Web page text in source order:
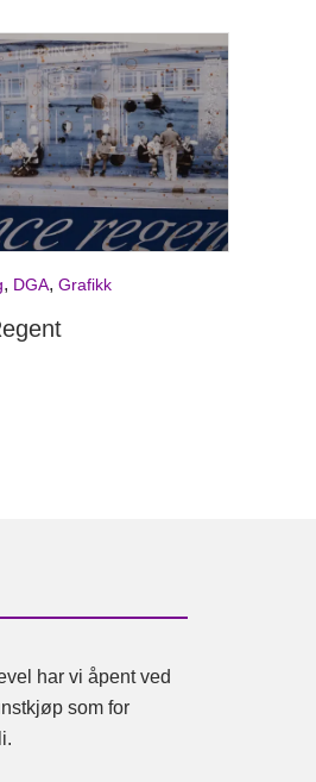
, DGA,Grafikk
har vi åpent ved
som for